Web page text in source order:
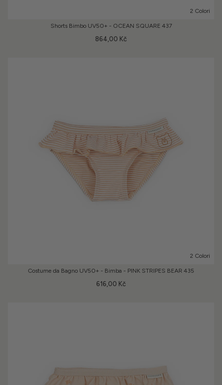
2 Colori
Shorts Bimbo UV50+ - OCEAN SQUARE 437
864,00 Kč
2 Colori
Costume da Bagno UV50+ - Bimba - PINK STRIPES BEAR 435
616,00 Kč